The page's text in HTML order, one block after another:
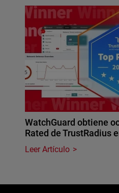
WatchGuard obtiene
Rated de TrustRadius
Leer Artículo